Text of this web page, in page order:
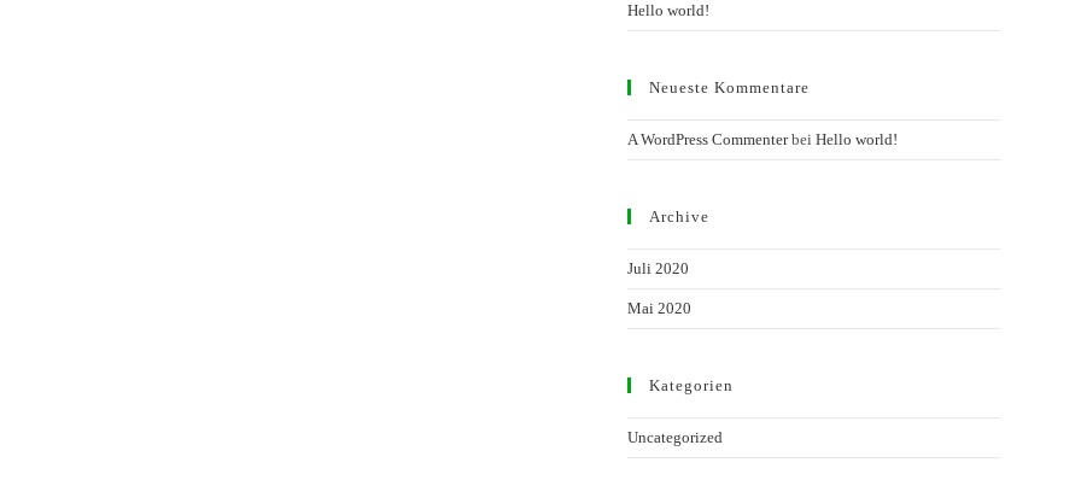
Hello world!
Neueste Kommentare
A WordPress CommenterbeiHello world!
Archive
Juli 2020
Mai 2020
Kategorien
Uncategorized